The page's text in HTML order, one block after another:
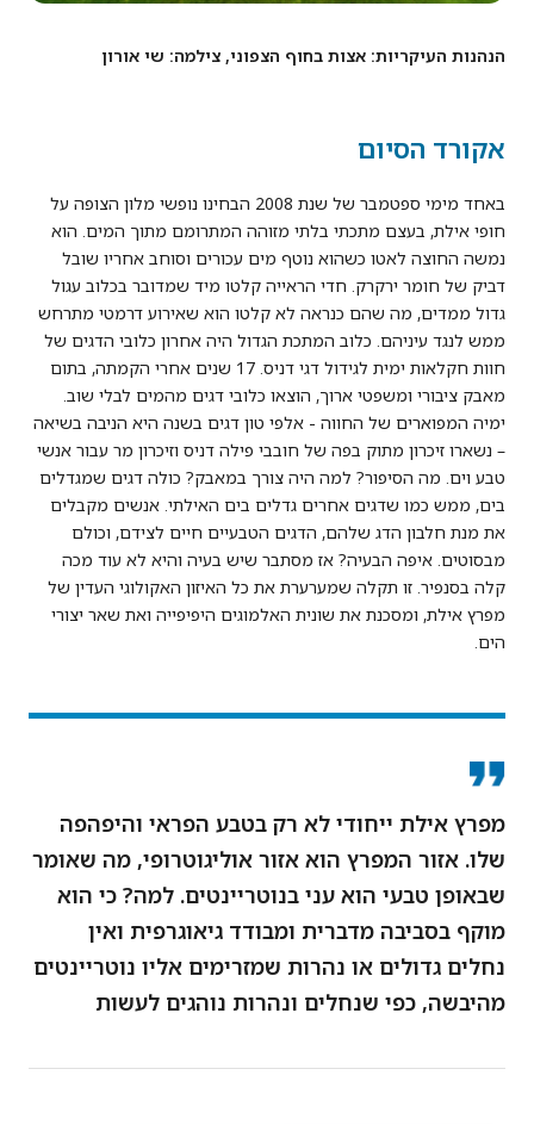
הנהנות העיקריות: אצות בחוף הצפוני, צילמה: שי אורון
אקורד הסיום
באחד מימי ספטמבר של שנת 2008 הבחינו נופשי מלון הצופה על
חופי אילת, בעצם מתכתי בלתי מזוהה המתרומם מתוך המים. הוא
נמשה החוצה לאטו כשהוא נוטף מים עכורים וסוחב אחריו שובל
דביק של חומר ירקרק. חדי הראייה קלטו מיד שמדובר בכלוב עגול
גדול ממדים, מה שהם כנראה לא קלטו הוא שאירוע דרמטי מתרחש
ממש לנגד עיניהם. כלוב המתכת הגדול היה אחרון כלובי הדגים של
חוות חקלאות ימית לגידול דגי דניס. 17 שנים אחרי הקמתה, בתום
מאבק ציבורי ומשפטי ארוך, הוצאו כלובי דגים מהמים לבלי שוב.
ימיה המפוארים של החווה - אלפי טון דגים בשנה היא הניבה בשיאה
– נשארו זיכרון מתוק בפה של חובבי פילה דניס וזיכרון מר עבור אנשי
טבע וים. מה הסיפור? למה היה צורך במאבק? כולה דגים שמגדלים
בים, ממש כמו שדגים אחרים גדלים בים האילתי. אנשים מקבלים
את מנת חלבון הדג שלהם, הדגים הטבעיים חיים לצידם, וכולם
מבסוטים. איפה הבעיה? אז מסתבר שיש בעיה והיא לא עוד מכה
קלה בסנפיר. זו תקלה שמערערת את כל האיזון האקולוגי העדין של
מפרץ אילת, ומסכנת את שונית האלמוגים היפיפייה ואת שאר יצורי
הים.
מפרץ אילת ייחודי לא רק בטבע הפראי והיפהפה
שלו. אזור המפרץ הוא אזור אוליגוטרופי, מה שאומר
שבאופן טבעי הוא עני בנוטריינטים. למה? כי הוא
מוקף בסביבה מדברית ומבודד גיאוגרפית ואין
נחלים גדולים או נהרות שמזרימים אליו נוטריינטים
מהיבשה, כפי שנחלים ונהרות נוהגים לעשות